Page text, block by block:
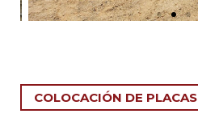
COLOCACIÓN DE PLACAS